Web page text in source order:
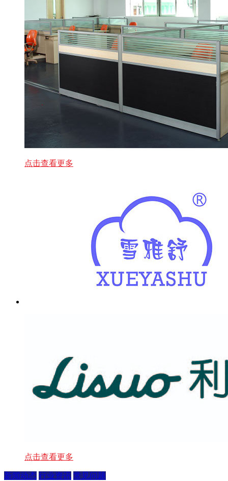
点击查看更多
点击查看更多
新闻动态 行业资讯 常见问题